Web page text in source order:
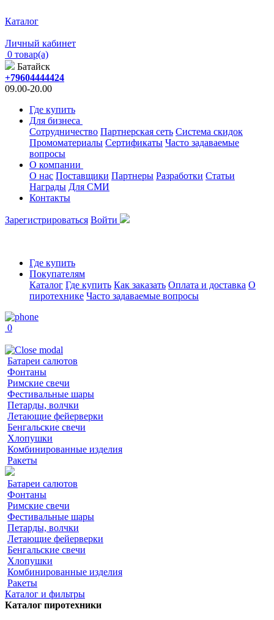
Каталог
Личный кабинет
0 товар(а)
Батайск
+79604444424
09.00-20.00
Где купить
Для бизнеса
Сотрудничество Партнерская сеть Система скидок
Промоматериалы Сертификаты Часто задаваемые
вопросы
О компании
О нас Поставщики Партнеры Разработки Статьи
Награды Для СМИ
Контакты
Зарегистрироваться Войти
Где купить
Покупателям
Каталог Где купить Как заказать Оплата и доставка О
пиротехнике Часто задаваемые вопросы
0
Батареи салютов
Фонтаны
Римские свечи
Фестивальные шары
Петарды, волчки
Летающие фейерверки
Бенгальские свечи
Хлопушки
Комбинированные изделия
Ракеты
Батареи салютов
Фонтаны
Римские свечи
Фестивальные шары
Петарды, волчки
Летающие фейерверки
Бенгальские свечи
Хлопушки
Комбинированные изделия
Ракеты
Каталог и фильтры
Каталог пиротехники